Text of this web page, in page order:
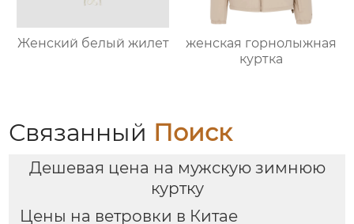
Женский белый жилет
женская горнолыжная
куртка
Связанный Поиск
Дешевая цена на мужскую зимнюю
куртку
Цены на ветровки в Китае